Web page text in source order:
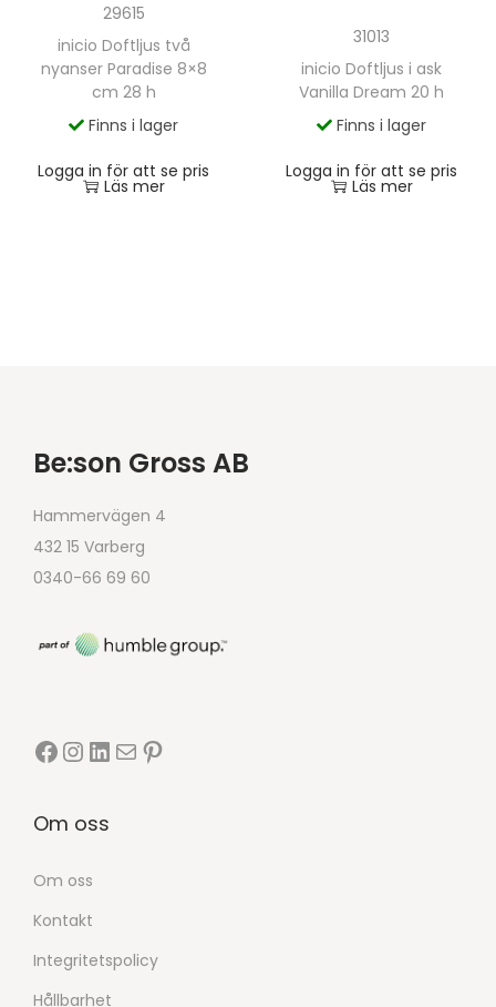
29615
inicio Doftljus två
nyanser Paradise 8×8
cm 28 h
Finns i lager
Logga in för att se pris
Läs mer
31013
inicio Doftljus i ask
Vanilla Dream 20 h
Finns i lager
Logga in för att se pris
Läs mer
Be:son Gross AB
Hammervägen 4
432 15 Varberg
0340-66 69 60
Om oss
Om oss
Kontakt
Integritetspolicy
Hållbarhet